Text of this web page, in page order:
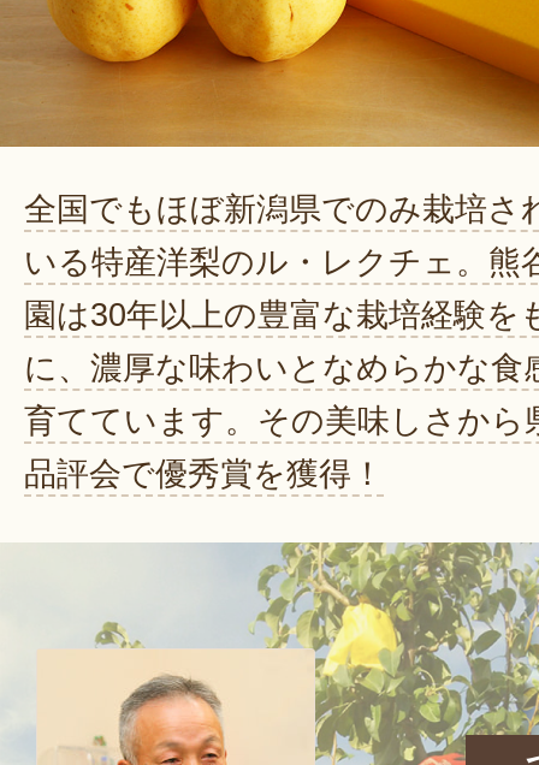
全国でもほぼ新潟県でのみ栽培さ
いる特産洋梨のル・レクチェ。熊
園は30年以上の豊富な栽培経験を
に、濃厚な味わいとなめらかな食
育てています。その美味しさから
品評会で優秀賞を獲得！